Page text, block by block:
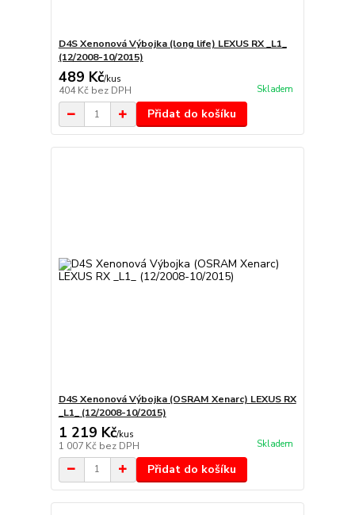
D4S Xenonová Výbojka (long life) LEXUS RX _L1_
(12/2008-10/2015)
489 Kč/kus
404 Kč bez DPH Skladem
Přidat do košíku
D4S Xenonová Výbojka (OSRAM Xenarc) LEXUS RX
_L1_ (12/2008-10/2015)
1 219 Kč/kus
1 007 Kč bez DPH Skladem
Přidat do košíku